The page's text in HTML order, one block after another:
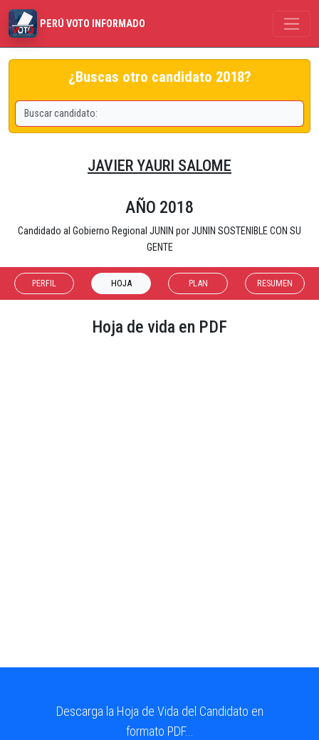
PERÚ VOTO INFORMADO
¿Buscas otro candidato 2018?
JAVIER YAURI SALOME
AÑO 2018
Candidado al Gobierno Regional JUNIN por JUNIN SOSTENIBLE CON SU
GENTE
PERFIL HOJA PLAN RESUMEN
Hoja de vida en PDF
Descarga la Hoja de Vida del Candidato en
formato PDF...